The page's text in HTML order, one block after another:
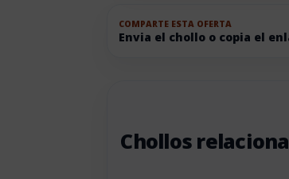
COMPARTE ESTA OFERTA
Envia el chollo o copia el
Chollos